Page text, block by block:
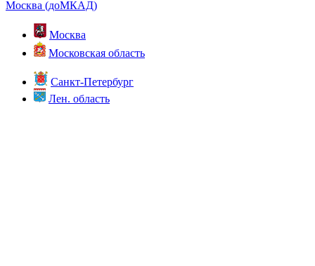
Москва (доМКАД)
Москва
Московская область
Санкт-Петербург
Лен. область